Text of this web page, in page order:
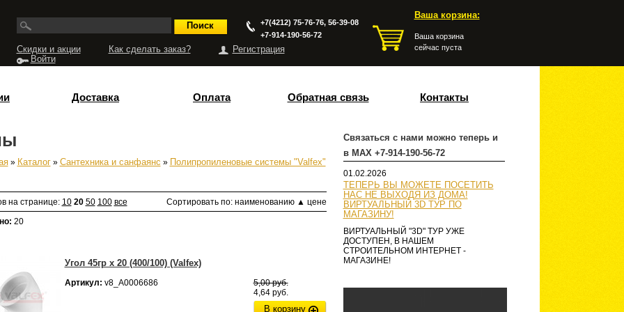
Ваша корзина:
Ваша корзина
сейчас пуста
+7(4212) 75-76-76, 56-39-08
+7-914-190-56-72
Скидки и акции Как сделать заказ?
Регистрация
Войти
Доставка Оплата Обратная связь Контакты
Связаться с нами можно теперь и
в MAX +7-914-190-56-72
01.02.2026
ТЕПЕРЬ ВЫ МОЖЕТЕ ПОСЕТИТЬ
НАС НЕ ВЫХОДЯ ИЗ ДОМА!
ВИРТУАЛЬНЫЙ 3D ТУР ПО
МАГАЗИНУ!
ВИРТУАЛЬНЫЙ "3D" ТУР УЖЕ
ДОСТУПЕН, В НАШЕМ
СТРОИТЕЛЬНОМ ИНТЕРНЕТ -
МАГАЗИНЕ!
» Каталог» Сантехника и санфаянс »
Полипропиленовые системы "Valfex"
на странице: 10 20 50 100 все Сортировать по: наименованию ▲ цене
20
Угол 45гр х 20 (400/100) (Valfex)
Артикул: v8_А0006686
5,00 руб.
4,64 руб.
В корзину